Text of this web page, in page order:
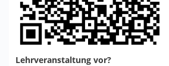
Lehrveranstaltung vor?